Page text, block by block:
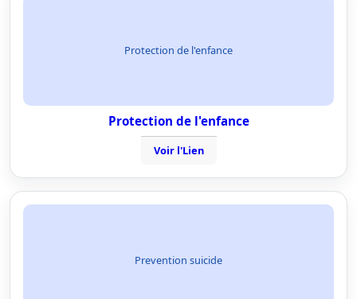
Protection de l'enfance
Protection de l'enfance
Voir l'Lien
Prevention suicide